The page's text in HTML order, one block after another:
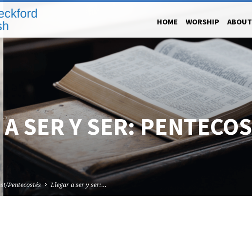
HOME WORSHIP ABOUT
SER Y SER:
Pentecostés Llegar a ser y ser:…